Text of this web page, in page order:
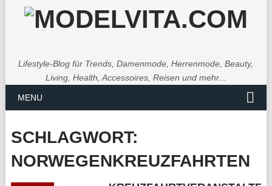
Lifestyle-Blog für Trends, Damenmode, Herrenmode, Beauty,
Living, Health, Accessoires, Reisen und mehr...
MENU
SCHLAGWORT:
NORWEGENKREUZFAHRTEN